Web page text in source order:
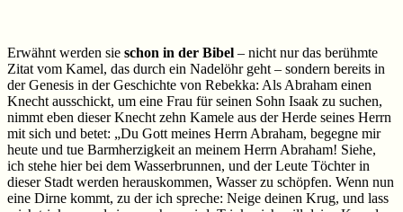
Erwähnt werden sie schon in der Bibel – nicht nur das berühmte
Zitat vom Kamel, das durch ein Nadelöhr geht – sondern bereits in
der Genesis in der Geschichte von Rebekka: Als Abraham einen
Knecht ausschickt, um eine Frau für seinen Sohn Isaak zu suchen,
nimmt eben dieser Knecht zehn Kamele aus der Herde seines Herrn
mit sich und betet: „Du Gott meines Herrn Abraham, begegne mir
heute und tue Barmherzigkeit an meinem Herrn Abraham! Siehe,
ich stehe hier bei dem Wasserbrunnen, und der Leute Töchter in
dieser Stadt werden herauskommen, Wasser zu schöpfen. Wenn nun
eine Dirne kommt, zu der ich spreche: Neige deinen Krug, und lass